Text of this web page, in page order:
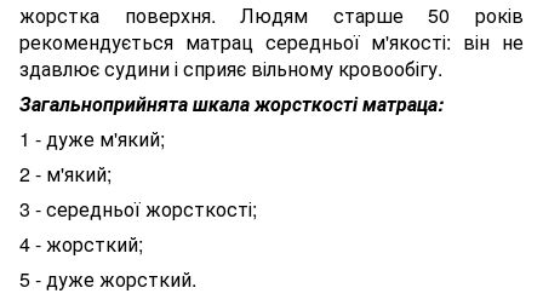
жорстка поверхня. Людям старше 50 років
рекомендується матрац середньої м'якості: він не
здавлює судини і сприяє вільному кровообігу.
Загальноприйнята шкала жорсткості матраца:
1 - дуже м'який;
2 - м'який;
3 - середньої жорсткості;
4 - жорсткий;
5 - дуже жорсткий.